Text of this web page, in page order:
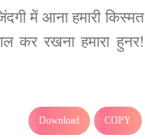
में आना हमारी किस्मत
कर रखना हमारा हुनर!
Download COPY